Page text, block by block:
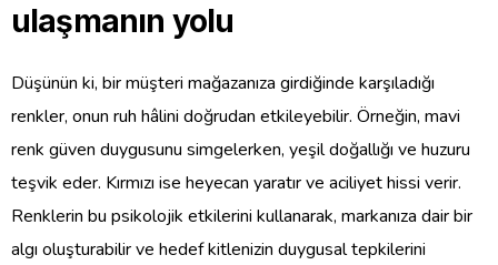
ulaşmanın yolu
Düşünün ki, bir müşteri mağazanıza girdiğinde karşıladığı
renkler, onun ruh hâlini doğrudan etkileyebilir. Örneğin, mavi
renk güven duygusunu simgelerken, yeşil doğallığı ve huzuru
teşvik eder. Kırmızı ise heyecan yaratır ve aciliyet hissi verir.
Renklerin bu psikolojik etkilerini kullanarak, markanıza dair bir
algı oluşturabilir ve hedef kitlenizin duygusal tepkilerini